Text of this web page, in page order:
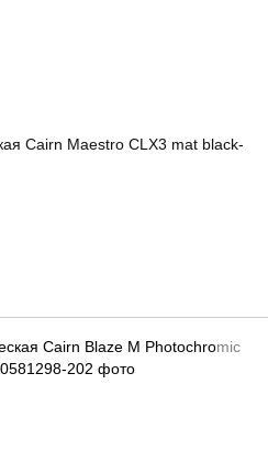
Cairn Maestro CLX3 mat black-